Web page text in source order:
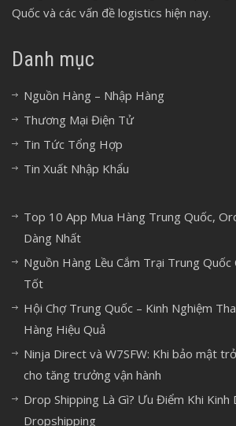
Quốc và các vấn đề logistics hiện nay.
Danh mục
Nguồn Hàng – Nhập Hàng
Thương Mại Điện Tử
Tin Tức Tổng Hợp
Tin Xuất Nhập Khẩu
Top 10 App Mua Hàng Trung Quốc,
Dàng Nhất
Nguồn Hàng Lều Cắm Trại Trung Quốc
Tốt
Hội Chợ Trung Quốc – Kinh Nghiệm
Hàng Hiệu Quả
Ninja Direct và W7SFW: Khi bảo mật
cho tăng trưởng vận hành
Drop Shipping Là Gì? Ưu Điểm Khi Kinh
Dropshipping